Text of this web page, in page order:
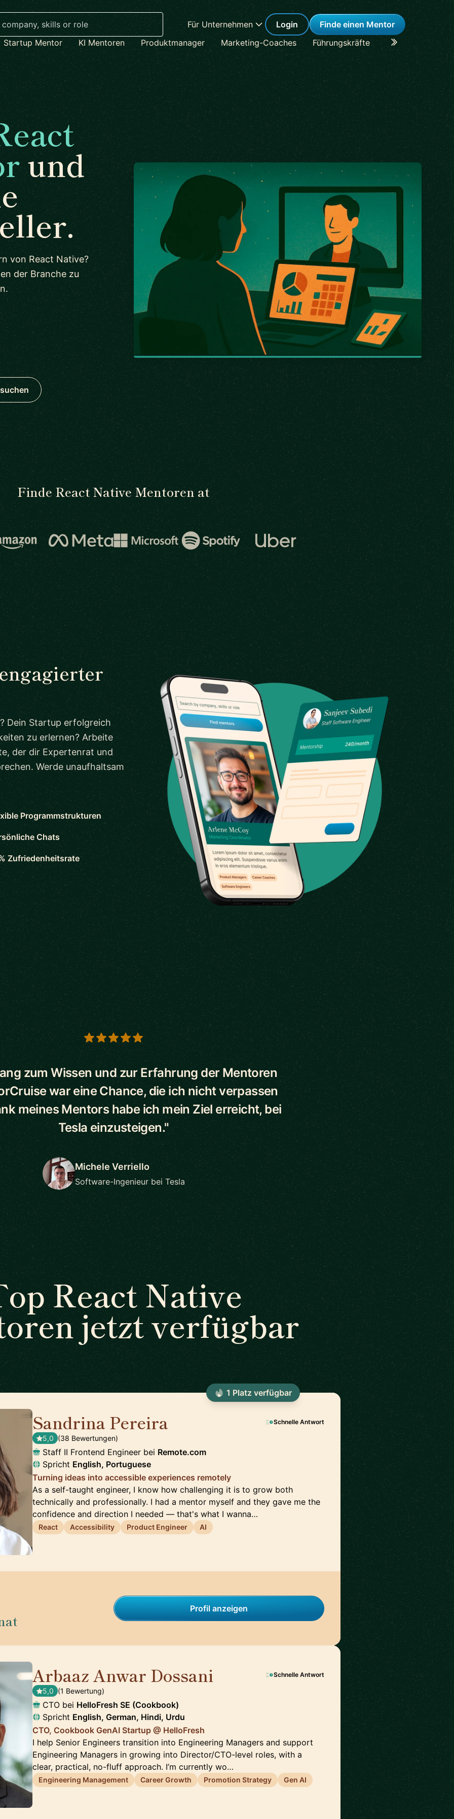
Für Unternehmen Login
Finde einen Mentor
Startup Mentor
KI Mentoren Produktmanager Marketing-Coaches Führungskräfte Karriere-Coaches
und
von React Native?
der Branche zu
Finde React Native Mentoren at
Dein Startup erfolgreich
zu erlernen? Arbeite
der dir Expertenrat und
Werde unaufhaltsam
Programmstrukturen
Chats
Zufriedenheitsrate
zum Wissen und zur Erfahrung der Mentoren
war eine Chance, die ich nicht verpassen
meines Mentors habe ich mein Ziel erreicht, bei
Tesla einzusteigen."
Michele Verriello
Software-Ingenieur bei Tesla
React Native
jetzt verfügbar
Sandrina Pereira Schnelle Antwort
5,0 (38 Bewertungen)
Staff II Frontend Engineer bei Remote.com
Spricht English, Portuguese
Turning ideas into accessible experiences remotely
As a self-taught engineer, I know how challenging it is to grow both
technically and professionally. I had a mentor myself and they gave me the
confidence and direction I needed — that's what I wanna…
React Accessibility Product Engineer AI
Profil anzeigen
1 Platz verfügbar
Arbaaz Anwar Dossani Schnelle Antwort
5,0 (1 Bewertung)
CTO bei HelloFresh SE (Cookbook)
Spricht English, German, Hindi, Urdu
CTO, Cookbook GenAI Startup @ HelloFresh
I help Senior Engineers transition into Engineering Managers and support
Engineering Managers in growing into Director/CTO-level roles, with a
clear, practical, no-fluff approach. I’m currently wo…
Engineering Management Career Growth Promotion Strategy Gen AI